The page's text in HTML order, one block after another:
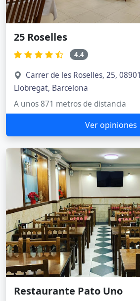
25 Roselles
4.4
Carrer de les Roselles, 25,
Llobregat, Barcelona
A unos 871 metros de distancia
Ver opiniones
Restaurante Pato Uno